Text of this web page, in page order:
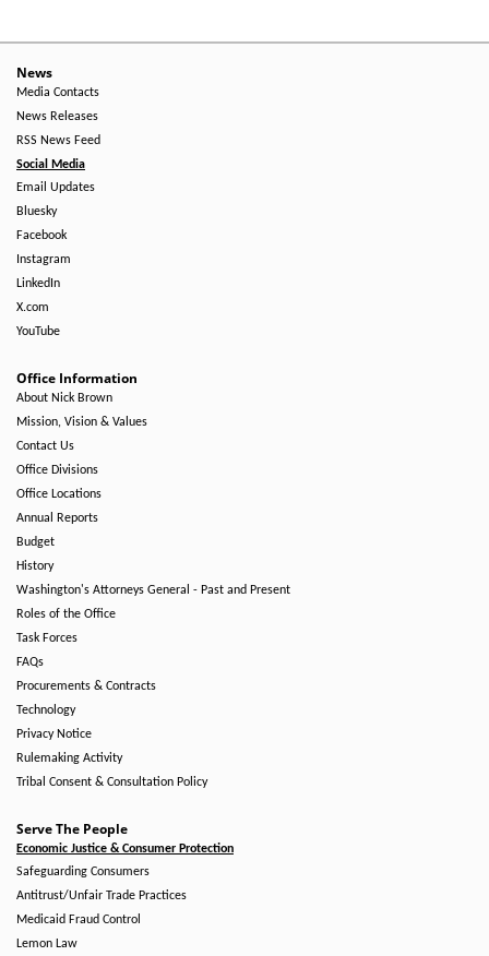
News
Media Contacts
News Releases
RSS News Feed
Social Media
Email Updates
Bluesky
Facebook
Instagram
LinkedIn
X.com
YouTube
Office Information
About Nick Brown
Mission, Vision & Values
Contact Us
Office Divisions
Office Locations
Annual Reports
Budget
History
Washington's Attorneys General - Past and Present
Roles of the Office
Task Forces
FAQs
Procurements & Contracts
Technology
Privacy Notice
Rulemaking Activity
Tribal Consent & Consultation Policy
Serve The People
Economic Justice & Consumer Protection
Safeguarding Consumers
Antitrust/Unfair Trade Practices
Medicaid Fraud Control
Lemon Law